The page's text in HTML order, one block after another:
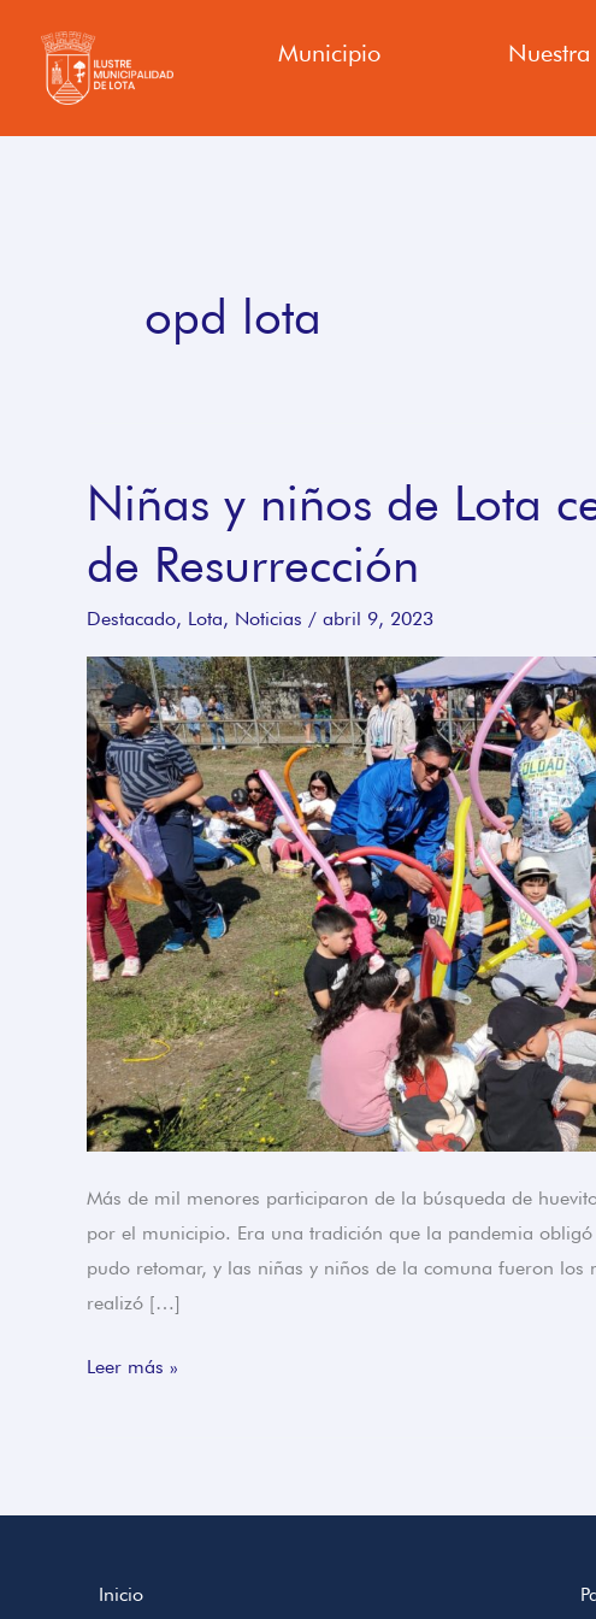
contenido
Municipio
opd lota
Niñas y niños de Lota
de Resurrección
Destacado, Lota, Noticias / abril 9, 2023
Más de mil menores participaron de la búsqueda de
por el municipio. Era una tradición que la pandemia
pudo retomar, y las niñas y niños de la comuna fueron los
realizó […]
Niñas
y
niños
Lota
celebraron
Pascua
de
Resurrección
Leer más »
Inicio